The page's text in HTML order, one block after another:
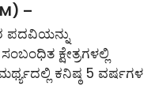
–
ಪದವಿಯನ್ನು
ಕ್ಷೇತ್ರಗಳಲ್ಲಿ
ಕನಿಷ್ಠ 5 ವರ್ಷಗಳ